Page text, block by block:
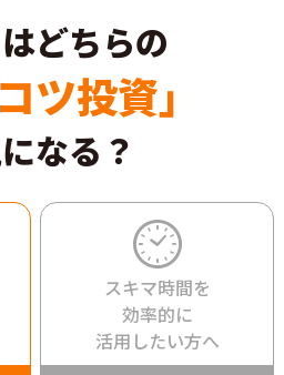
どちらの
ツ投資」
なる？
スキマ時間を
効率的に
活用したい方へ